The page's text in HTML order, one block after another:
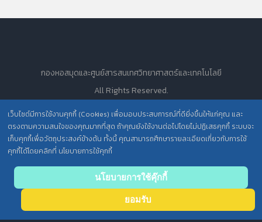
เว็บไซต์มีการใช้งานคุกกี้ (Cookies) เพื่อมอบประสบการณ์ที่ดียิ่งขึ้นให้แก่คุณ และ
ตรงตามความสนใจของคุณมากที่สุด ถ้าคุณยังใช้งานต่อไปโดยไม่ปฏิเสธคุกกี้ ระบบจะ
เก็บคุกกี้เพื่อวัตถุประสงค์ข้างต้น ทั้งนี้ คุณสามารถศึกษารายละเอียดเกี่ยวกับการใช้
คุกกี้ได้โดยคลิกที่ นโยบายการใช้คุกกี้
นโยบายการใช้คุ๊กกี้
ยอมรับ
กองหอสมุดและศูนย์สารสนเทศวิทยาศาสตร์และเทคโนโลยี
All Rights Reserved.
นโยบายการคุ้มครองข้อมูลส่วนบุคคล วศ. /
ประกาศความเป็นส่วนตัว (Privacy Notice) สำหรับการบริการสารสนเทศ
to top